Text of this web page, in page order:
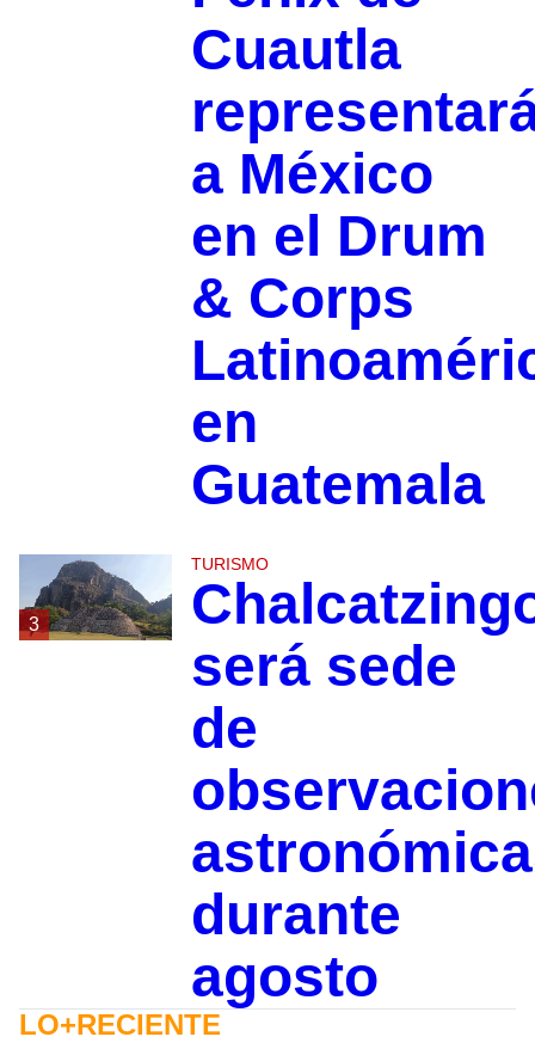
Cuautla
a México
en el Drum
& Corps
en
Guatemala
3
TURISMO
será sede
de
durante
agosto
LO+RECIENTE